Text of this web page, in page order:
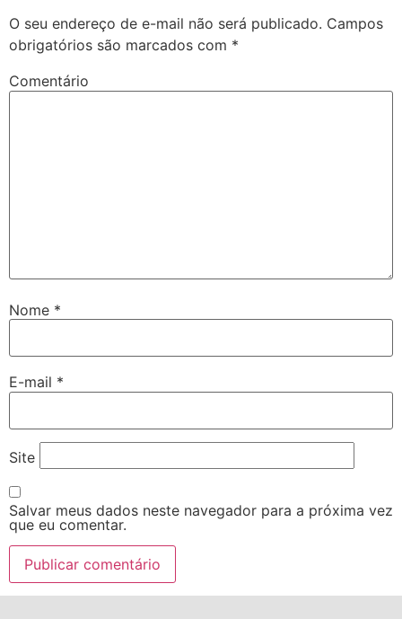
O seu endereço de e-mail não será publicado. Campos
obrigatórios são marcados com *
Comentário
Nome *
E-mail *
Site
Salvar meus dados neste navegador para a próxima vez
que eu comentar.